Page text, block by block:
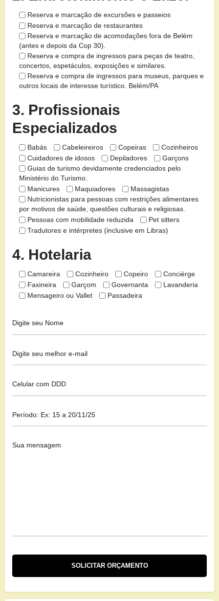
Reserva e marcação de excursões e passeios
Reserva e marcação de restaurantes
Reserva e marcação de acomodações fora de Belém
(antes e depois da Cop 30).
Reserva e compra de ingressos para peças de teatro,
concertos, espetáculos, exposições e similares.
Reserva e compra de ingressos para museus, parques e
outros locais de interesse turístico. Belém/PA
3. Profissionais
Especializados
Babás Cabeleireiros Copeiras
Cozinheiros
Cuidadores de idosos
Depiladores
Garçons
Guias de turismo devidamente credenciados pelo
Ministério do Turismo.
Manicures
Maquiadores
Massagistas
Nutricionistas para pessoas com restrições alimentares
por motivos de saúde, questões culturais e religiosas.
Pessoas com mobilidade reduzida
Pet sitters
Tradutores e intérpretes (inclusive em Libras)
4. Hotelaria
Camareira Cozinheiro Copeiro
Concièrge
Faxineira
Garçom Governanta
Lavanderia
Mensageiro ou Vallet
Passadeira